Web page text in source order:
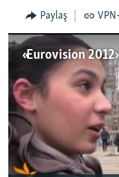
QANUNI DOĞRU
ARAŞDIRMA
MULTIMEDIA
VIDEO
FOTOQALEREYA
İNFOQRAFIKA
KARIKATURA
RADIO ARXIV
OXU ZALI
AZƏRBAYCAN
İSLAM VƏ DEMOKRATIYA
HAQQIMIZDA
MISSIYAMIZ
PEŞƏ ETIKASI VƏ
BIZI IZLƏ
Paylaş
«Eurovision
No